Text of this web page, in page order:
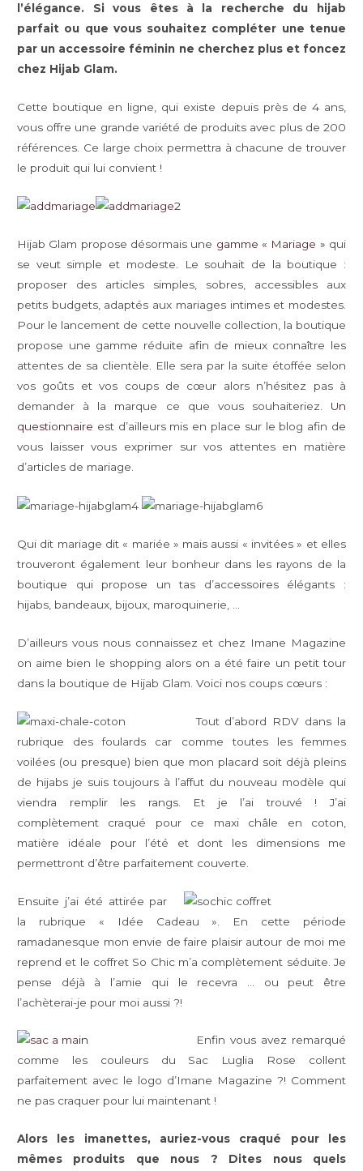
l’élégance. Si vous êtes à la recherche du hijab
parfait ou que vous souhaitez compléter une tenue
par un accessoire féminin ne cherchez plus et foncez
chez Hijab Glam.
Cette boutique en ligne, qui existe depuis près de 4 ans,
vous offre une grande variété de produits avec plus de 200
références. Ce large choix permettra à chacune de trouver
le produit qui lui convient !
Hijab Glam propose désormais une gamme « Mariage » qui
se veut simple et modeste. Le souhait de la boutique :
proposer des articles simples, sobres, accessibles aux
petits budgets, adaptés aux mariages intimes et modestes.
Pour le lancement de cette nouvelle collection, la boutique
propose une gamme réduite afin de mieux connaître les
attentes de sa clientèle. Elle sera par la suite étoffée selon
vos goûts et vos coups de cœur alors n’hésitez pas à
demander à la marque ce que vous souhaiteriez. Un
questionnaire est d’ailleurs mis en place sur le blog afin de
vous laisser vous exprimer sur vos attentes en matière
d’articles de mariage.
Qui dit mariage dit « mariée » mais aussi « invitées » et elles
trouveront également leur bonheur dans les rayons de la
boutique qui propose un tas d’accessoires élégants :
hijabs, bandeaux, bijoux, maroquinerie, …
D’ailleurs vous nous connaissez et chez Imane Magazine
on aime bien le shopping alors on a été faire un petit tour
dans la boutique de Hijab Glam. Voici nos coups cœurs :
Tout d’abord RDV dans la
rubrique des foulards car comme toutes les femmes
voilées (ou presque) bien que mon placard soit déjà pleins
de hijabs je suis toujours à l’affut du nouveau modèle qui
viendra remplir les rangs. Et je l’ai trouvé ! J’ai
complètement craqué pour ce maxi châle en coton,
matière idéale pour l’été et dont les dimensions me
permettront d’être parfaitement couverte.
Ensuite j’ai été attirée par
la rubrique « Idée Cadeau ». En cette période
ramadanesque mon envie de faire plaisir autour de moi me
reprend et le coffret So Chic m’a complètement séduite. Je
pense déjà à l’amie qui le recevra … ou peut être
l’achèterai-je pour moi aussi ?!
Enfin vous avez remarqué
comme les couleurs du Sac Luglia Rose collent
parfaitement avec le logo d’Imane Magazine ?! Comment
ne pas craquer pour lui maintenant !
Alors les imanettes, auriez-vous craqué pour les
mêmes produits que nous ? Dites nous quels